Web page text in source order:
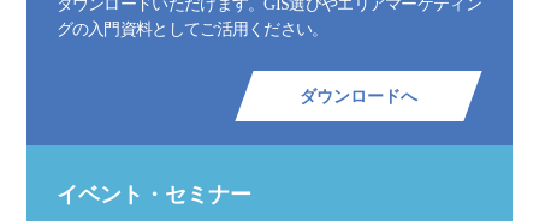
ダウンロードいただけます。GIS選びやエリアマーケティン
グの入門資料としてご活用ください。
ダウンロードへ
イベント・セミナー